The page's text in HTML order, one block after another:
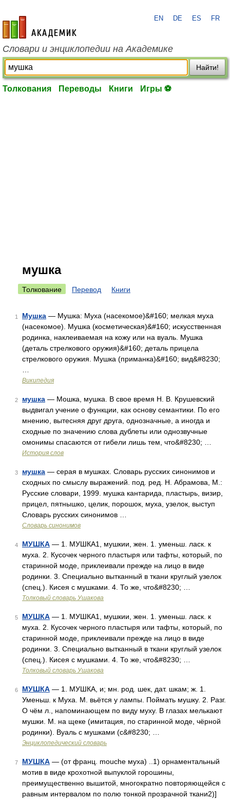
academic.ru
EN DE ES FR
Словари и энциклопедии на Академике
Найти!
Толкования Переводы Книги Игры ⚽
мушка
Толкование Перевод Книги
1 Мушка — Мушка: Муха (насекомое)&#160; мелкая муха
(насекомое). Мушка (косметическая)&#160; искусственная
родинка, наклеиваемая на кожу или на вуаль. Мушка
(деталь стрелкового оружия)&#160; деталь прицела
стрелкового оружия. Мушка (приманка)&#160; вид&#8230;
Википедия
2 мушка — Мошка, мушка. В свое время Н. В. Крушевский
выдвигал учение о функции, как основу семантики. По его
мнению, вытесняя друг друга, однозначные, а иногда и
сходные по значению слова дублеты или однозвучные
омонимы спасаются от гибели лишь тем, что&#8230; …
История слов
3 мушка — серая в мушках. Словарь русских синонимов и
сходных по смыслу выражений. под. ред. Н. Абрамова, М.:
Русские словари, 1999. мушка кантарида, пластырь, визир,
прицел, пятнышко, целик, порошок, муха, узелок, выступ
Словарь русских синонимов …
Словарь синонимов
4 МУШКА — 1. МУШКА1, мушкии, жен. 1. уменьш. ласк. к
муха. 2. Кусочек черного пластыря или тафты, который, по
старинной моде, приклеивали прежде на лицо в виде
родинки. 3. Специально вытканный в ткани круглый узелок
(спец.). Кисея с мушками. 4. То же, что&#8230; …
Толковый словарь Ушакова
5 МУШКА — 1. МУШКА1, мушкии, жен. 1. уменьш. ласк. к
муха. 2. Кусочек черного пластыря или тафты, который, по
старинной моде, приклеивали прежде на лицо в виде
родинки. 3. Специально вытканный в ткани круглый узелок
(спец.). Кисея с мушками. 4. То же, что&#8230; …
Толковый словарь Ушакова
6 МУШКА — 1. МУШКА, и; мн. род. шек, дат. шкам; ж. 1.
Уменьш. к Муха. М. вьётся у лампы. Поймать мушку. 2. Разг.
О чём л., напоминающем по виду муху. В глазах мелькают
мушки. М. на щеке (имитация, по старинной моде, чёрной
родинки). Вуаль с мушками (с&#8230; …
Энциклопедический словарь
7 МУШКА — (от франц. mouche муха) ..1) орнаментальный
мотив в виде крохотной выпуклой горошины,
преимущественно вышитой, многократно повторяющейся с
равным интервалом по полю тонкой прозрачной ткани2)]